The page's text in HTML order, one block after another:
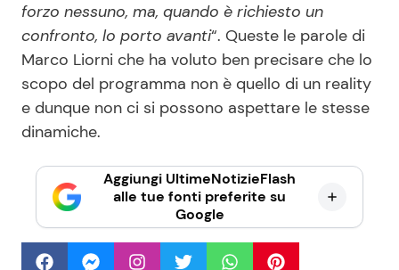
forzo nessuno, ma, quando è richiesto un
confronto, lo porto avanti“. Queste le parole di
Marco Liorni che ha voluto ben precisare che lo
scopo del programma non è quello di un reality
e dunque non ci si possono aspettare le stesse
dinamiche.
Aggiungi UltimeNotizieFlash
alle tue fonti preferite su
Google